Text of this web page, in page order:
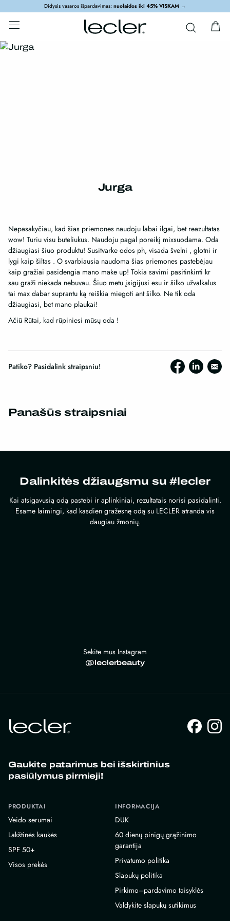
Didysis vasaros išpardavimas: nuolaidos iki 45% VISKAM →
Jurga
Nepasakyčiau, kad šias priemones naudoju labai ilgai, bet reazultatas
wow! Turiu visu buteliukus. Naudoju pagal poreikį mixsuodama. Oda
džiaugiasi šiuo produktu! Susitvarke odos ph, visada švelni , glotni ir
lygi kaip šiltas . O svarbiausia naudoma šias priemones pastebėjau
kaip gražiai pasidengia mano make up! Tokia savimi pasitinkinti kr
sau graži niekada nebuvau. Šiuo metu įsigijusi esu ir šilko užvalkalus
tai max dabar suprantu ką reiškia miegoti ant šilko. Ne tik oda
džiaugiasi, bet mano plaukai!
Ačiū Rūtai, kad rūpiniesi mūsų oda !
Patiko? Pasidalink straipsniu!
Panašūs straipsniai
Dalinkitės džiaugsmu su #lecler
Kai atsigavusią odą pastebi ir aplinkiniai, rezultatais norisi pasidalinti.
Esame laimingi, kad kasdien gražesnę odą su LECLER atranda vis
daugiau žmonių.
Sekite mus Instagram
@leclerbeauty
Gaukite patarimus bei išskirtinius
pasiūlymus pirmieji!
PRODUKTAI
Veido serumai
Lakštinės kaukės
SPF 50+
Visos prekės
INFORMACIJA
DUK
60 dienų pinigų grąžinimo
garantija
Privatumo politika
Slapukų politika
Pirkimo–pardavimo taisyklės
Valdykite slapukų sutikimus